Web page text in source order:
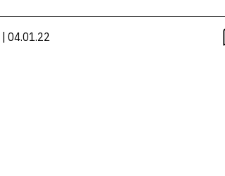
| 04.01.22